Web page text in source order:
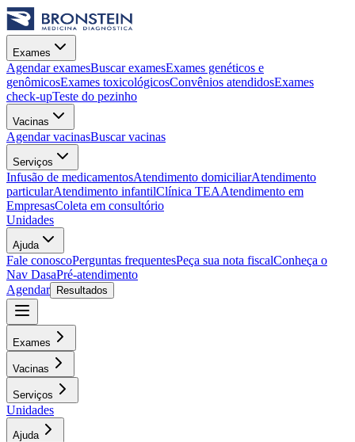
Exames
Agendar examesBuscar examesExames genéticos e
genômicosExames toxicológicosConvênios atendidosExames
check-upTeste do pezinho
Vacinas
Agendar vacinasBuscar vacinas
Serviços
Infusão de medicamentosAtendimento domiciliarAtendimento
particularAtendimento infantilClínica TEAAtendimento em
EmpresasColeta em consultório
Unidades
Ajuda
Fale conoscoPerguntas frequentesPeça sua nota fiscalConheça o
Nav DasaPré-atendimento
Agendar
Resultados
Exames
Vacinas
Serviços
Unidades
Ajuda